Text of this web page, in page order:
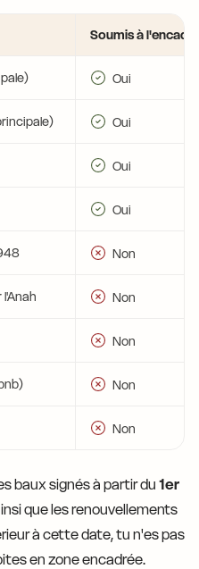
Soumis à
Oui
Oui
Oui
Oui
Non
Non
Non
Non
Non
baux signés à partir du 1er
que les renouvellements
à cette date, tu n'es pas
en zone encadrée.